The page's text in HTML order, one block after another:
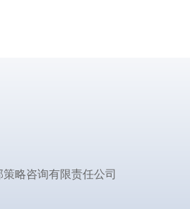
策略咨询有限责任公司